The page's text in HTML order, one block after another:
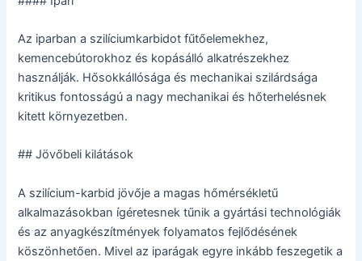
Az iparban a szilíciumkarbidot fűtőelemekhez,
kemencebútorokhoz és kopásálló alkatrészekhez
használják. Hősokkállósága és mechanikai szilárdsága
kritikus fontosságú a nagy mechanikai és hőterhelésnek
kitett környezetben.
## Jövőbeli kilátások
A szilícium-karbid jövője a magas hőmérsékletű
alkalmazásokban ígéretesnek tűnik a gyártási technológiák
és az anyagkészítmények folyamatos fejlődésének
köszönhetően. Mivel az iparágak egyre inkább feszegetik a